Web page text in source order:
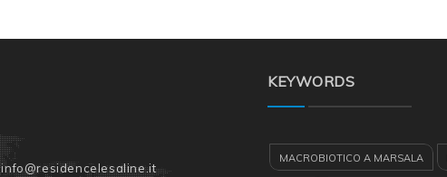
info@residencelesaline.it
KEYWORDS
MACROBIOTICO A MARSALA